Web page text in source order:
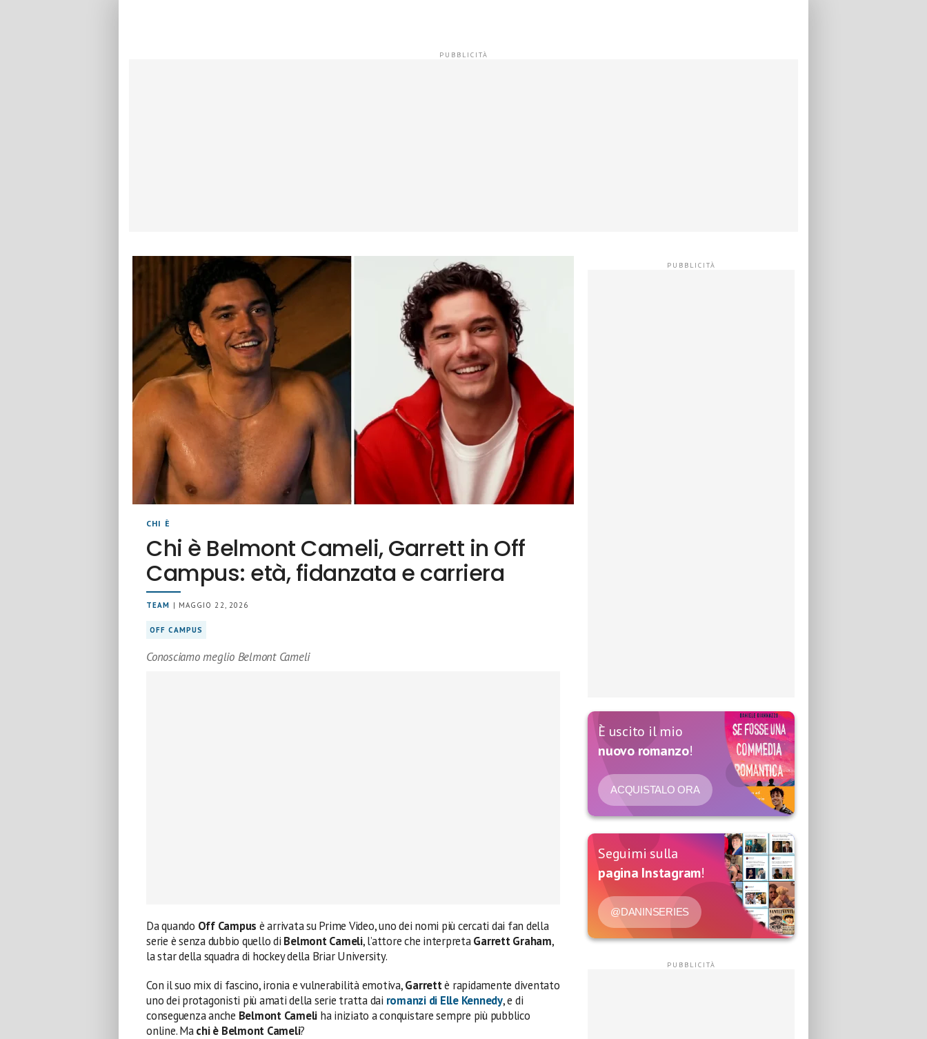
CHI È
Chi è Belmont Cameli, Garrett in Off
Campus: età, fidanzata e carriera
TEAM | MAGGIO 22, 2026
OFF CAMPUS
Conosciamo meglio Belmont Cameli
Da quando Off Campus è arrivata su Prime Video, uno dei nomi più cercati dai fan della
serie è senza dubbio quello di Belmont Cameli, l’attore che interpretaGarrett Graham,
la star della squadra di hockey della Briar University.
Con il suo mix di fascino, ironia e vulnerabilità emotiva,Garrettè rapidamente diventato
uno dei protagonisti più amati della serie tratta dai romanzi di Elle Kennedy, e di
conseguenza anche Belmont Cameli ha iniziato a conquistare sempre più pubblico
online. Machi è Belmont Cameli?
È uscito il mio
nuovo romanzo!
ACQUISTALO ORA
Seguimi sulla
pagina Instagram!
@DANINSERIES